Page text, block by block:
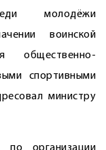
молодёжи
воинской
общественно-
спортивными
министру